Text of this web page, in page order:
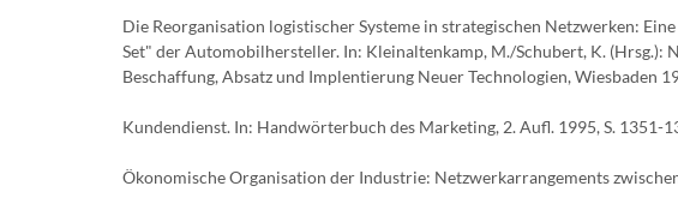
Die Reorganisation logistischer Systeme in strategischen Netzwerken:
Set" der Automobilhersteller. In: Kleinaltenkamp, M./Schubert, K. (Hrsg.):
Beschaffung, Absatz und Implentierung Neuer Technologien, Wiesbaden
Kundendienst. In: Handwörterbuch des Marketing, 2. Aufl. 1995, S. 1351-
Ökonomische Organisation der Industrie: Netzwerkarrangements